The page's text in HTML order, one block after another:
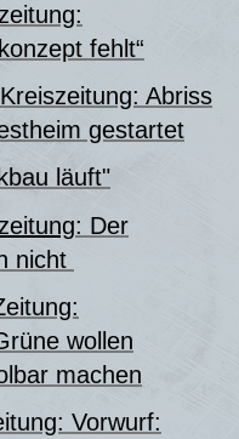
fehlt“
Abriss
gestartet
läuft"
: Der
nicht
wollen
machen
Vorwurf: